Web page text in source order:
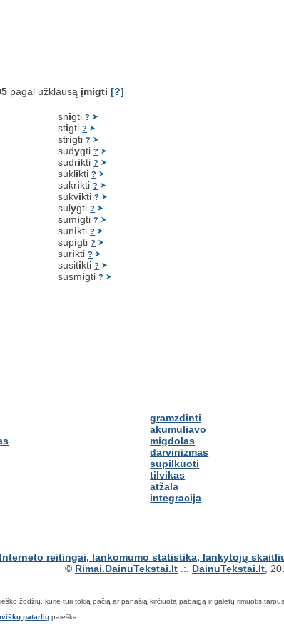
pagal užklausą įmigti [?]
snigti?
stigti?
strigti?
sudygti?
sudrikti?
suklikti?
sukrikti?
sukvikti?
sulygti?
sumigti?
sunikti?
supigti?
surikti?
susitikti?
susmigti?
gramzdinti
akumuliavo
migdolas
darvinizmas
supilkuoti
tilvikas
atžala
integracija
© Rimai.DainuTekstai.lt .:. DainuTekstai.lt ,
žodžių, kurie turi tokią pačią ar panašią kirčiuotą pabaigą ir galėtų rimuotis
patarlių paieška.